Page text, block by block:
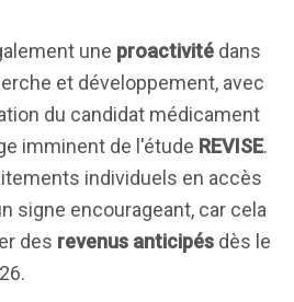
une proactivité dans
et développement, avec
du candidat médicament
imminent de l'étude REVISE.
individuels en accès
signe encourageant, car cela
des revenus anticipés dès le